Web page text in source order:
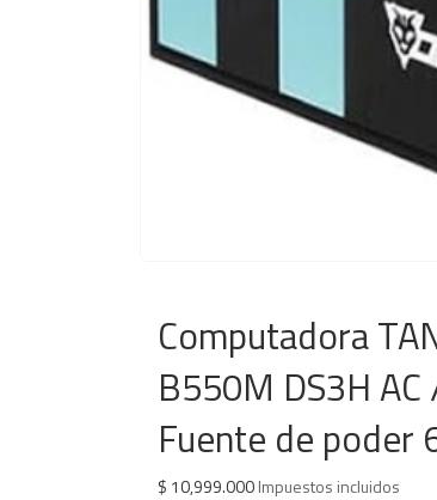
Computadora
B550M DS3H
Fuente de poder
$ 10,999.000Impuestos incluidos